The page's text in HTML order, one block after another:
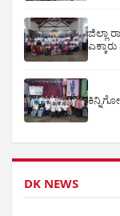
ಜಿಲ್ಲಾ
DK NEWS